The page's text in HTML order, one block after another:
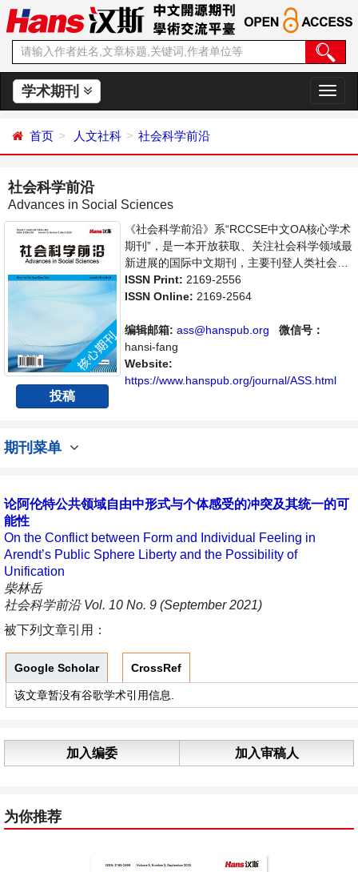
学术期刊
切
换
首页 人文社科 社会科学前沿
社会科学前沿
Advances in Social Sciences
投稿
《社会科学前沿》系“RCCSE中文OA核心学术
期刊”，是一本开放获取、关注社会科学领域最
新进展的国际中文期刊，主要刊登人类社会各
种现象和社会科学理论，包括经济、文化、历
史等社会学学术论文和成果报道及评述。本刊
术，集学术性、思想性为一体，旨在给世界范
围内的社会科学研究者提供一个传播、分享和
讨论社会科学领域内不同方向问题与发展的交
流平台。
ISSN Print: 2169-2556
ISSN Online: 2169-2564
编辑邮箱: ass@hanspub.org
微信号：
hansi-fang
Website:
https://www.hanspub.org/journal/ASS.html
期刊菜单
论阿伦特公共领域自由中形式与个体感受的冲突及其统一的可
能性
On the Conflict between Form and Individual Feeling in
Arendt’s Public Sphere Liberty and the Possibility of
Unification
柴林岳
社会科学前沿 Vol. 10 No. 9 (September 2021)
被下列文章引用：
Google Scholar CrossRef
该文章暂没有谷歌学术引用信息.
加入编委 加入审稿人
为你推荐